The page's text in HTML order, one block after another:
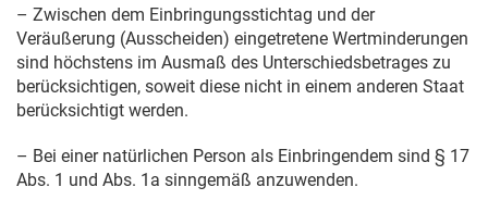
– Zwischen dem Einbringungsstichtag und der
Veräußerung (Ausscheiden) eingetretene Wertminderungen
sind höchstens im Ausmaß des Unterschiedsbetrages zu
berücksichtigen, soweit diese nicht in einem anderen Staat
berücksichtigt werden.
– Bei einer natürlichen Person als Einbringendem sind § 17
Abs. 1 und Abs. 1a sinngemäß anzuwenden.